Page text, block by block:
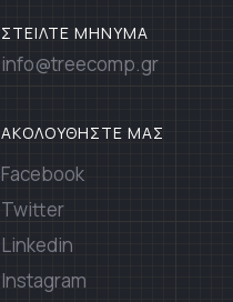
ΣΤΕΙΛΤΕ ΜΗΝΥΜΑ
info@treecomp.gr
ΑΚΟΛΟΥΘΗΣΤΕ ΜΑΣ
Facebook
Twitter
Linkedin
Instagram